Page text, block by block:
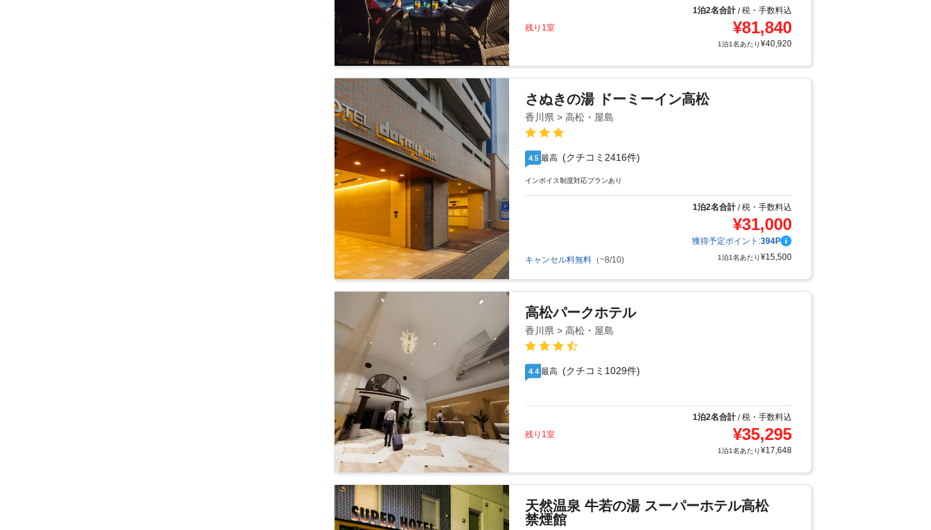
1泊2名合計/税・手数料込
残り1室
¥81,840
1泊1名あたり¥40,920
さぬきの湯 ドーミーイン高松
香川県 > 高松・屋島
4.5 最高 (クチコミ2416件)
インボイス制度対応プランあり
1泊2名合計/税・手数料込
¥31,000
獲得予定ポイント:394P
キャンセル料無料 （~8/10) 1泊1名あたり¥15,500
高松パークホテル
香川県 > 高松・屋島
4.4 最高 (クチコミ1029件)
1泊2名合計/税・手数料込
残り1室
¥35,295
1泊1名あたり¥17,648
天然温泉 牛若の湯 スーパーホテル高松
禁煙館